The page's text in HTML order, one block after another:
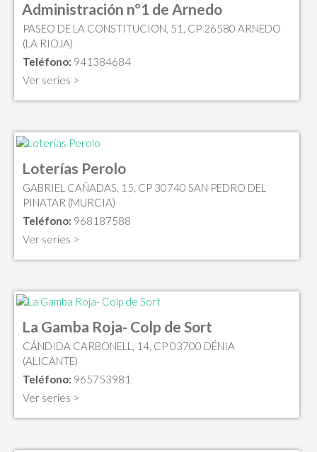
Administración nº1 de Arnedo
PASEO DE LA CONSTITUCION, 51, CP 26580 ARNEDO
(LA RIOJA)
Teléfono: 941384684
Ver series >
Loterías Perolo
GABRIEL CAÑADAS, 15, CP 30740 SAN PEDRO DEL
PINATAR (MURCIA)
Teléfono: 968187588
Ver series >
La Gamba Roja- Colp de Sort
CÁNDIDA CARBONELL, 14, CP 03700 DÉNIA
(ALICANTE)
Teléfono: 965753981
Ver series >